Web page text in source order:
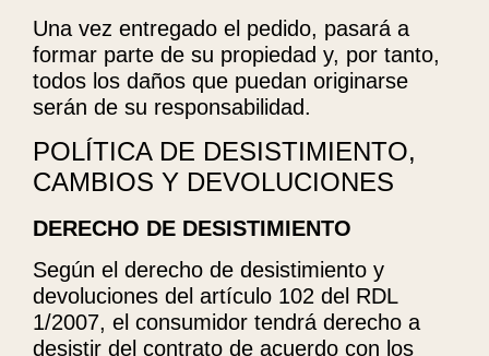
Una vez entregado el pedido, pasará a
formar parte de su propiedad y, por tanto,
todos los daños que puedan originarse
serán de su responsabilidad.
POLÍTICA DE DESISTIMIENTO,
CAMBIOS Y DEVOLUCIONES
DERECHO DE DESISTIMIENTO
Según el derecho de desistimiento y
devoluciones del artículo 102 del RDL
1/2007, el consumidor tendrá derecho a
desistir del contrato de acuerdo con los